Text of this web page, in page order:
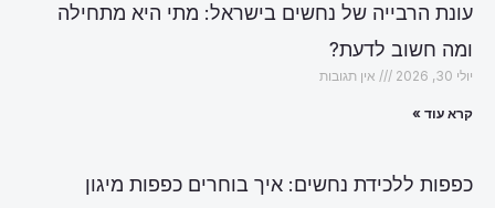
עונת הרבייה של נחשים בישראל: מתי היא מתחילה
ומה חשוב לדעת?
יולי 30, 2026 אין תגובות
קרא עוד »
כפפות ללכידת נחשים: איך בוחרים כפפות מיגון